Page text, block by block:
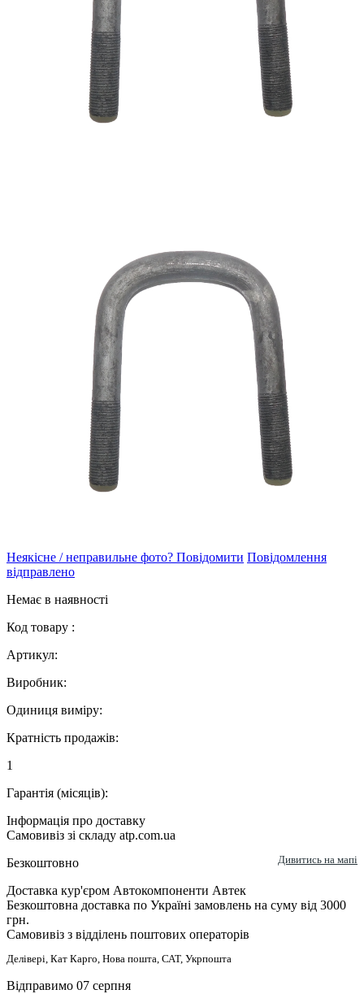
Неякісне / неправильне фото? Повідомити Повідомлення
відправлено
Немає в наявності
Код товару :
Артикул:
Виробник:
Одиниця виміру:
Кратність продажів:
1
Гарантія (місяців):
Інформація про доставку
Самовивіз зі складу atp.com.ua
Безкоштовно
Дивитись на мапі
Доставка кур'єром Автокомпоненти Автек
Безкоштовна доставка по Україні замовлень на суму від 3000
грн.
Самовивіз з відділень поштових операторів
Делівері, Кат Карго, Нова пошта, САТ, Укрпошта
Відправимо 07 серпня